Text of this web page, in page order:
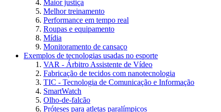
Maior justiça
Melhor treinamento
Performance em tempo real
Roupas e equipamento
Mídia
Monitoramento de cansaço
Exemplos de tecnologias usadas no esporte
VAR - Árbitro Assistente de Vídeo
Fabricação de tecidos com nanotecnologia
TIC - Tecnologia de Comunicação e Informação
SmartWatch
Olho-de-falcão
Próteses para atletas paralímpicos